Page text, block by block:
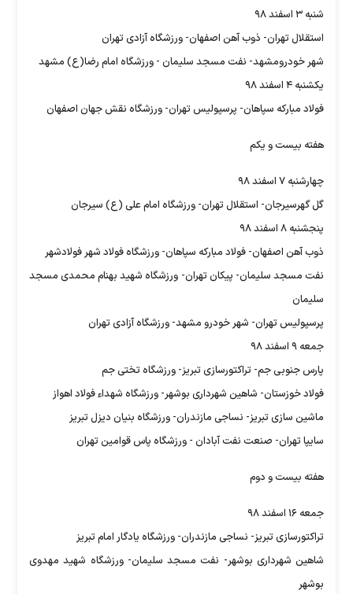
شنبه ۳ اسفند ۹۸
استقلال تهران- ذوب آهن اصفهان- ورزشگاه آزادی تهران
شهر خودرومشهد- نفت مسجد سلیمان - ورزشگاه امام رضا(ع) مشهد
یکشنبه ۴ اسفند ۹۸
فولاد مبارکه سپاهان- پرسپولیس تهران- ورزشگاه نقش جهان اصفهان
هفته بیست و یکم
چهارشنبه ۷ اسفند ۹۸
گل گهرسیرجان- استقلال تهران- ورزشگاه امام علی (ع) سیرجان
پنجشنبه ۸ اسفند ۹۸
ذوب آهن اصفهان- فولاد مبارکه سپاهان- ورزشگاه فولاد شهر فولادشهر
نفت مسجد سلیمان- پیکان تهران- ورزشگاه شهید بهنام محمدی مسجد
سلیمان
پرسپولیس تهران- شهر خودرو مشهد- ورزشگاه آزادی تهران
جمعه ۹ اسفند ۹۸
پارس جنوبی جم- تراکتورسازی تبریز- ورزشگاه تختی جم
فولاد خوزستان- شاهین شهرداری بوشهر- ورزشگاه شهداء فولاد اهواز
ماشین سازی تبریز- نساجی مازندران- ورزشگاه بنیان دیزل تبریز
سایپا تهران- صنعت نفت آبادان - ورزشگاه پاس قوامین تهران
هفته بیست و دوم
جمعه ۱۶ اسفند ۹۸
تراکتورسازی تبریز- نساجی مازندران- ورزشگاه یادگار امام تبریز
شاهین شهرداری بوشهر- نفت مسجد سلیمان- ورزشگاه شهید مهدوی
بوشهر